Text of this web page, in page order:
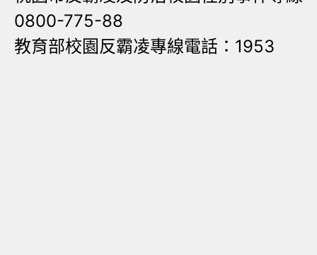
0800-775-88
教育部校園反霸凌專線電話：1953